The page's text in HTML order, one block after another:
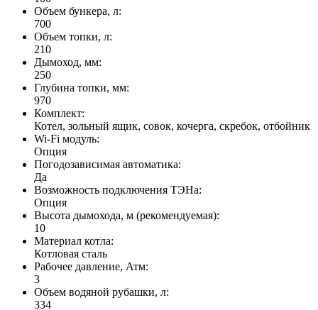
Объем бункера, л:
700
Объем топки, л:
210
Дымоход, мм:
250
Глубина топки, мм:
970
Комплект:
Котел, зольный ящик, совок, кочерга, скребок, отбойник
Wi-Fi модуль:
Опция
Погодозависимая автоматика:
Да
Возможность подключения ТЭНа:
Опция
Высота дымохода, м (рекомендуемая):
10
Материал котла:
Котловая сталь
Рабочее давление, Атм:
3
Объем водяной рубашки, л:
334